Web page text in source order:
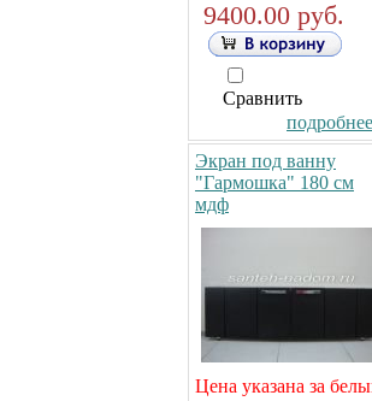
9400.00 руб.
Сравнить
Экран под ванну
"Гармошка" 180 см
мдф
Цена указана за